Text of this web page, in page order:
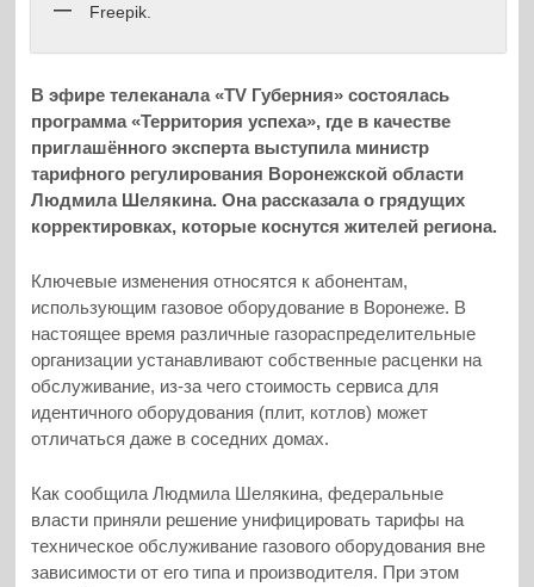
Freepik.
В эфире телеканала «TV Губерния» состоялась
программа «Территория успеха», где в качестве
приглашённого эксперта выступила министр
тарифного регулирования Воронежской области
Людмила Шелякина. Она рассказала о грядущих
корректировках, которые коснутся жителей региона.
Ключевые изменения относятся к абонентам,
использующим газовое оборудование в Воронеже. В
настоящее время различные газораспределительные
организации устанавливают собственные расценки на
обслуживание, из-за чего стоимость сервиса для
идентичного оборудования (плит, котлов) может
отличаться даже в соседних домах.
Как сообщила Людмила Шелякина, федеральные
власти приняли решение унифицировать тарифы на
техническое обслуживание газового оборудования вне
зависимости от его типа и производителя. При этом